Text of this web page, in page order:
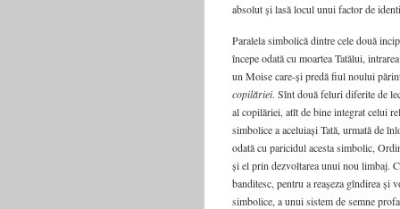
absolut și lasă locul unui factor de
Paralela simbolică dintre cele două
începe odată cu moartea Tatălui,
un Moise care-și predă fiul noului
copilăriei. Sînt două feluri diferite de
al copilăriei, atît de bine integrat celui
simbolice a aceluiași Tată, urmată de
odată cu paricidul acesta simbolic,
și el prin dezvoltarea unui nou limbaj.
banditesc, pentru a reașeza gîndirea și
simbolice, a unui sistem de semne